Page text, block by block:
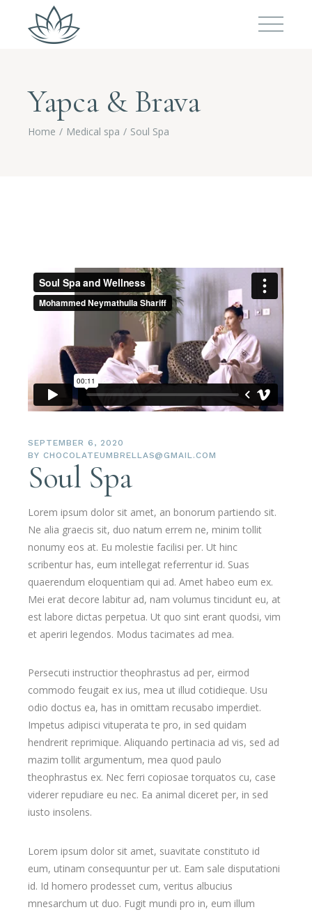
Yapca & Brava
Home Medical spa Soul Spa
SEPTEMBER 6, 2020
BY CHOCOLATEUMBRELLAS@GMAIL.COM
Soul Spa
Lorem ipsum dolor sit amet, an bonorum partiendo sit.
Ne alia graecis sit, duo natum errem ne, minim tollit
nonumy eos at. Eu molestie facilisi per. Ut hinc
scribentur has, eum intellegat referrentur id. Suas
quaerendum eloquentiam qui ad. Amet habeo eum ex.
Mei erat decore labitur ad, nam volumus tincidunt eu, at
est labore dictas perpetua. Ut quo sint erant quodsi, vim
et aperiri legendos. Modus tacimates ad mea.
Persecuti instructior theophrastus ad per, eirmod
commodo feugait ex ius, mea ut illud cotidieque. Usu
odio doctus ea, has in omittam recusabo imperdiet.
Impetus adipisci vituperata te pro, in sed quidam
hendrerit reprimique. Aliquando pertinacia ad vis, sed ad
mazim tollit argumentum, mea quod paulo
theophrastus ex. Nec ferri copiosae torquatos cu, case
viderer repudiare eu nec. Ea animal diceret per, in sed
iusto insolens.
Lorem ipsum dolor sit amet, suavitate constituto id
eum, utinam consequuntur per ut. Eam sale disputationi
id. Id homero prodesset cum, veritus albucius
mnesarchum ut duo. Fugit mundi pro in, eum illum